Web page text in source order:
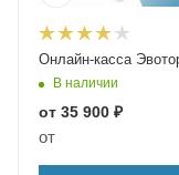
Онлайн-касса
В наличии
от 35 900 ₽
от